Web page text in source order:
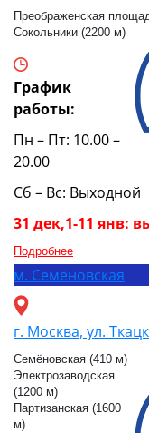
Преображенская
Сокольники (2200 м)
График
работы:
Пн – Пт: 10.00 –
20.00
Сб – Вс: Выходной
31 дек,1-11 янв:
Подробнее
м. Семёновская
г. Москва, ул.
Семёновская (410 м)
Электрозаводская
(1200 м)
Партизанская (1600
м)